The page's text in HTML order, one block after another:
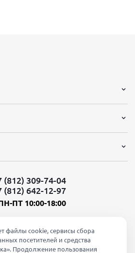
(812) 309-74-04
(812) 642-12-97
ПТ 10:00-18:00
файлы cookie, сервисы сбора
посетителей и средства
Продолжение пользования